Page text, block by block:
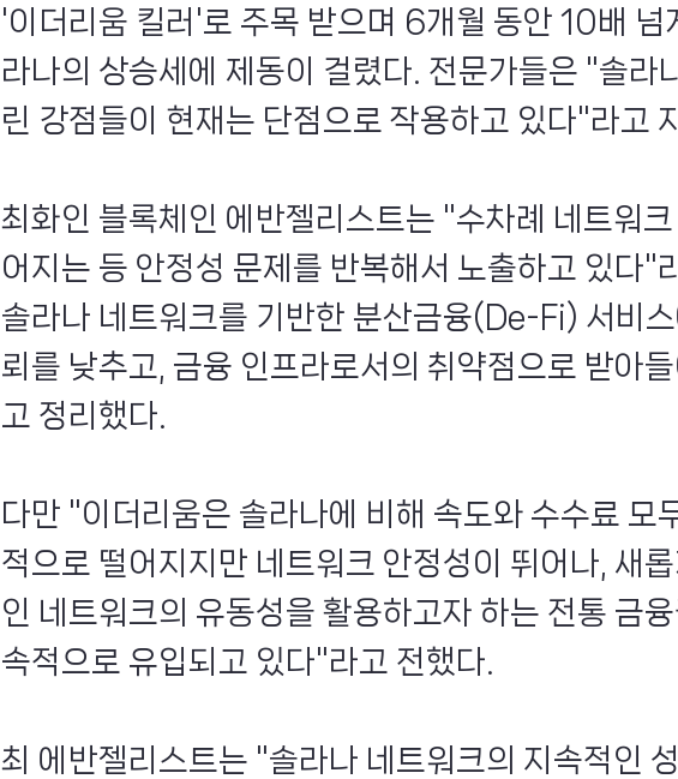
'이더리움 킬러'로 주목 받으며 6개월 동안 10배 넘
라나의 상승세에 제동이 걸렸다. 전문가들은 "솔라
린 강점들이 현재는 단점으로 작용하고 있다"라고
최화인 블록체인 에반젤리스트는 "수차례 네트워크
어지는 등 안정성 문제를 반복해서 노출하고 있다"
솔라나 네트워크를 기반한 분산금융(De-Fi) 서비
뢰를 낮추고, 금융 인프라로서의 취약점으로 받아
고 정리했다.
다만 "이더리움은 솔라나에 비해 속도와 수수료 모
적으로 떨어지지만 네트워크 안정성이 뛰어나, 새롭
인 네트워크의 유동성을 활용하고자 하는 전통 금융
속적으로 유입되고 있다"라고 전했다.
최 에반젤리스트는 "솔라나 네트워크의 지속적인